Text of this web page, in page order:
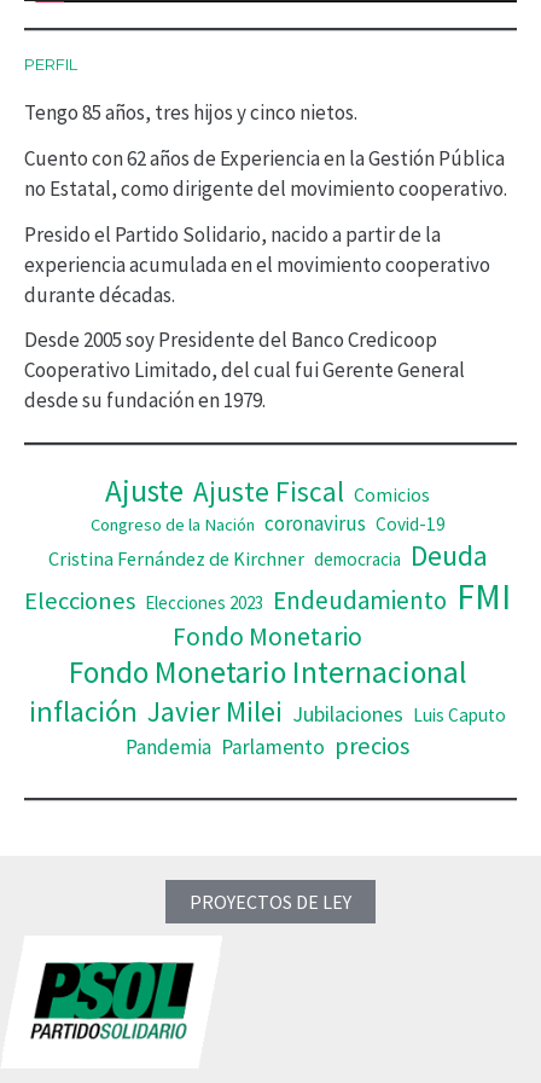
c
t
o
r
d
e
v
d
e
o
PERFIL
Tengo 85 años, tres hijos y cinco nietos.
Cuento con 62 años de Experiencia en la Gestión Pública
no Estatal, como dirigente del movimiento cooperativo.
Presido el Partido Solidario, nacido a partir de la
experiencia acumulada en el movimiento cooperativo
durante décadas.
Desde 2005 soy Presidente del Banco Credicoop
Cooperativo Limitado, del cual fui Gerente General
desde su fundación en 1979.
Ajuste Ajuste Fiscal Comicios
Congreso de la Nación coronavirus Covid-19
Cristina Fernández de Kirchner democracia Deuda
Elecciones Elecciones 2023 Endeudamiento FMI
Fondo Monetario
Fondo Monetario Internacional
inflación Javier Milei Jubilaciones Luis Caputo
Pandemia Parlamento precios
PROYECTOS DE LEY